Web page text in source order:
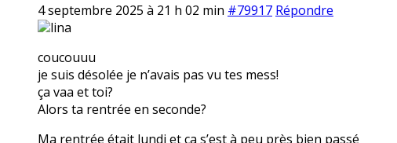
4 septembre 2025 à 21 h 02 min #79917 Répondre
lina
coucouuu
je suis désolée je n’avais pas vu tes mess!
ça vaa et toi?
Alors ta rentrée en seconde?
Ma rentrée était lundi et ça s’est à peu près bien passé